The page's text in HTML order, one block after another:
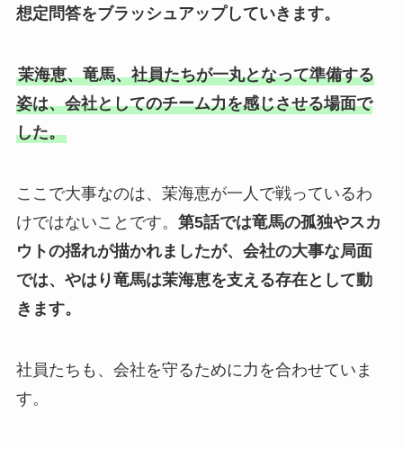
想定問答をブラッシュアップしていきます。
茉海恵、竜馬、社員たちが一丸となって準備する
姿は、会社としてのチーム力を感じさせる場面で
した。
ここで大事なのは、茉海恵が一人で戦っているわ
けではないことです。 第5話では竜馬の孤独やスカ
ウトの揺れが描かれましたが、会社の大事な局面
では、やはり竜馬は茉海恵を支える存在として動
きます。
社員たちも、会社を守るために力を合わせていま
す。